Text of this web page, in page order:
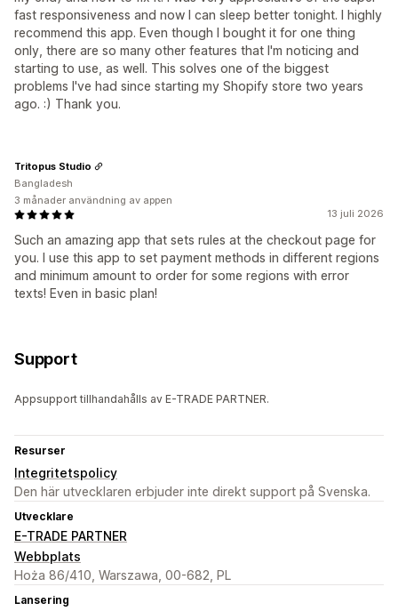
fast responsiveness and now I can sleep better tonight. I highly
recommend this app. Even though I bought it for one thing
only, there are so many other features that I'm noticing and
starting to use, as well. This solves one of the biggest
problems I've had since starting my Shopify store two years
ago. :) Thank you.
13 juli 2026
Such an amazing app that sets rules at the checkout page for
you. I use this app to set payment methods in different regions
and minimum amount to order for some regions with error
texts! Even in basic plan!
Tritopus Studio
Bangladesh
3 månader användning av appen
Support
Appsupport tillhandahålls av E-TRADE PARTNER.
Resurser
Integritetspolicy
Den här utvecklaren erbjuder inte direkt support på Svenska.
Utvecklare
E-TRADE PARTNER
Webbplats
Hoża 86/410, Warszawa, 00-682, PL
Lansering